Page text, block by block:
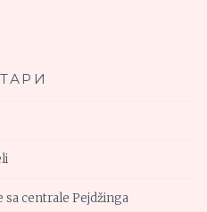
sa centrale Pejdžinga